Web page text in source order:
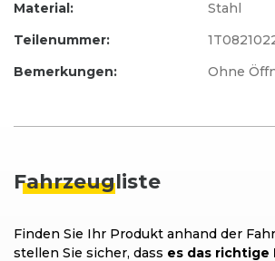
Material:
Stahl
Teilenummer:
Bemerkungen:
Ohne
Fahrzeugliste
Finden Sie Ihr Produkt anhand der
stellen Sie sicher, dass es das richtige